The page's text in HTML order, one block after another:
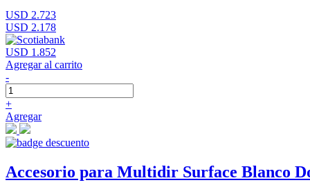
USD 2.723
USD 2.178
USD 1.852
Agregar al carrito
-
+
Agregar
Accesorio para Multidir Surface Blanco